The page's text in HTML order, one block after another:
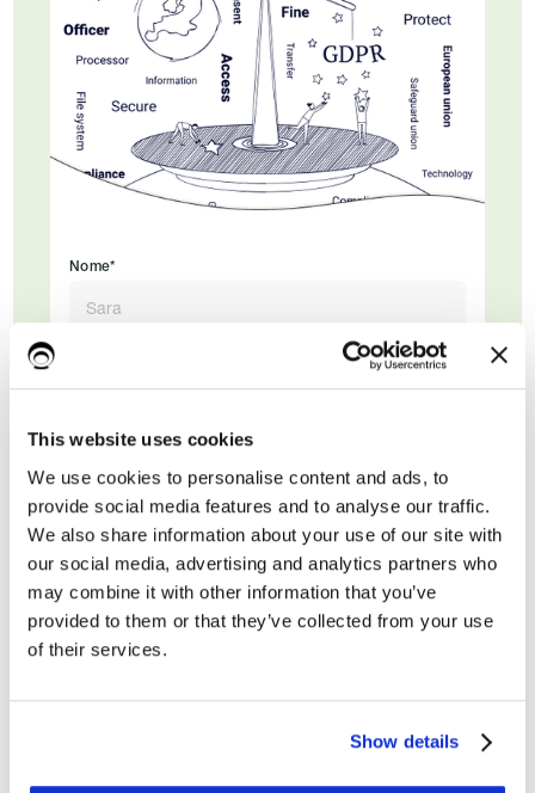
This website uses cookies
We use cookies to personalise content and ads, to
provide social media features and to analyse our traffic.
We also share information about your use of our site with
our social media, advertising and analytics partners who
may combine it with other information that you’ve
provided to them or that they’ve collected from your use
of their services.
Show details
Nome*
Email di lavoro*